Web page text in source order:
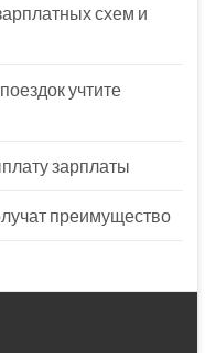
схем и
учтите
зарплаты
преимущество